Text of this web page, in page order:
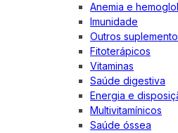
Anemia e
Imunidade
Outros
Fitoterápicos
Vitaminas
Saúde digestiva
Energia e
Multivitamínicos
Saúde óssea